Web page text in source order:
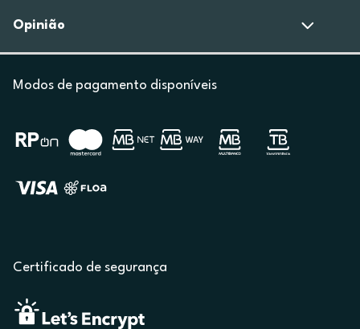
Opinião
Modos de pagamento disponíveis
Certificado de segurança